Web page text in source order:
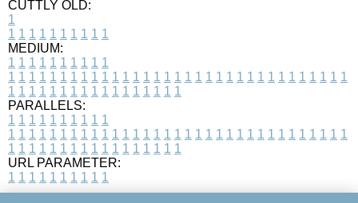
CUTTLY OLD:
1
1 1 1 1 1 1 1 1 1 1
MEDIUM:
1 1 1 1 1 1 1 1 1 1
1 1 1 1 1 1 1 1 1 1 1 1 1 1 1 1 1 1 1 1 1 1 1 1 1 1 1 1 1 1 1 1 1
1 1 1 1 1 1 1 1 1 1 1 1 1 1 1 1 1
PARALLELS:
1 1 1 1 1 1 1 1 1 1
1 1 1 1 1 1 1 1 1 1 1 1 1 1 1 1 1 1 1 1 1 1 1 1 1 1 1 1 1 1 1 1 1
1 1 1 1 1 1 1 1 1 1 1 1 1 1 1 1 1
URL PARAMETER:
1 1 1 1 1 1 1 1 1 1